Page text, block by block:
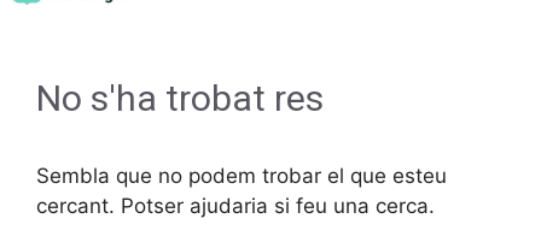
No s'ha trobat res
Sembla que no podem trobar el que esteu
cercant. Potser ajudaria si feu una cerca.